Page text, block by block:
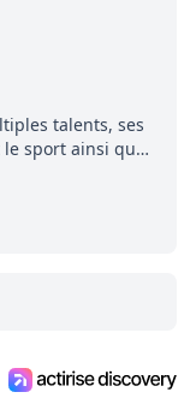
talents, ses
sport ainsi que
et ailleurs. Il
se démarquer.